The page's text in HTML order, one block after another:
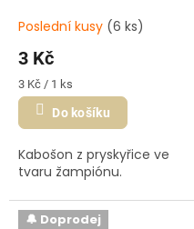
Poslední kusy (6 ks)
3 Kč
Měrná
cena:
3 Kč / 1 ks
Do košíku
Kabošon z pryskyřice ve
tvaru žampiónu.
🔔 Doprodej